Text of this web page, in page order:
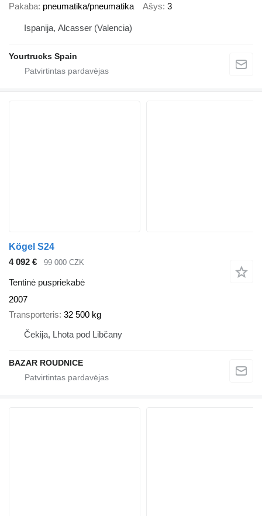
Pakaba pneumatika/pneumatika Ašys 3
Ispanija, Alcasser (Valencia)
Yourtrucks Spain
Kögel S24
4 092 €
99 000 CZK
Tentinė puspriekabė
2007
Transporteris 32 500 kg
Čekija, Lhota pod Libčany
BAZAR ROUDNICE